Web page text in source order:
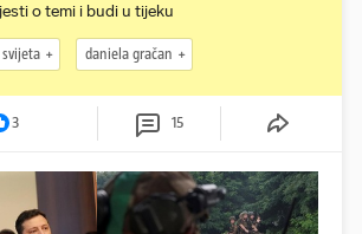
o temi i budi u tijeku
daniela gračan
3 15